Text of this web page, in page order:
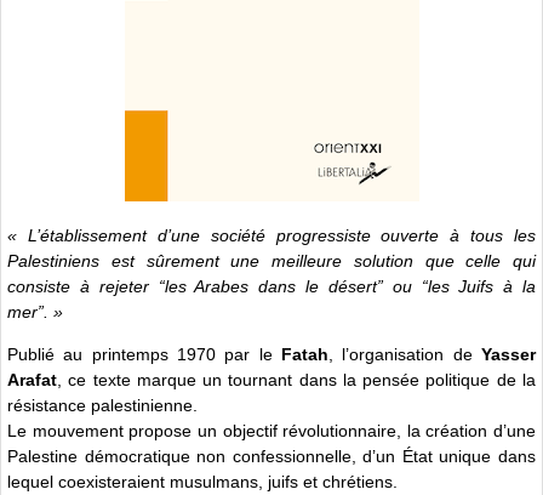
« L’établissement d’une société progressiste ouverte à tous les
Palestiniens est sûrement une meilleure solution que celle qui
consiste à rejeter “les Arabes dans le désert” ou “les Juifs à la
mer”. »
Publié au printemps 1970 par le Fatah , l’organisation de Yasser
Arafat , ce texte marque un tournant dans la pensée politique de la
résistance palestinienne.
Le mouvement propose un objectif révolutionnaire, la création d’une
Palestine démocratique non confessionnelle, d’un État unique dans
lequel coexisteraient musulmans, juifs et chrétiens.